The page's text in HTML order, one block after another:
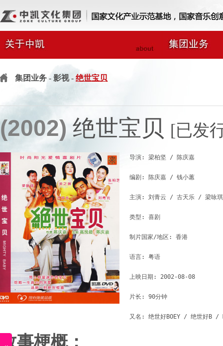
集团业务 - 影视 - 绝世宝贝
(2002) 绝世宝贝 [已发
导演: 梁柏坚 / 陈庆嘉
编剧: 陈庆嘉 / 钱小蕙
主演: 刘青云 / 古天乐 / 梁咏
类型: 喜剧
制片国家/地区: 香港
语言: 粤语
上映日期: 2002-08-08
片长: 90分钟
故事梗概：